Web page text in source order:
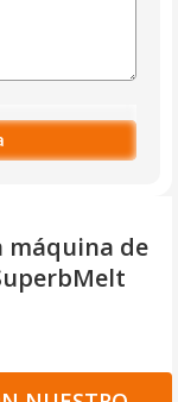
máquina de